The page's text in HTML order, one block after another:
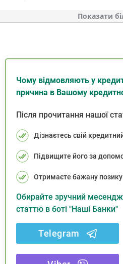
Показати
Чому відмовляють у
причина в Вашому
Після прочитання нашої
Дізнаєтесь свій
Підвищите його за
Отримаєте бажану позику
Обирайте зручний
статтю в боті "Наші Банки"
Telegram